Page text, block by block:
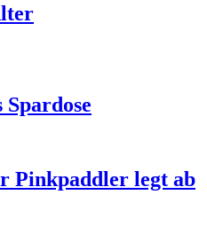
Pinkpaddler legt ab